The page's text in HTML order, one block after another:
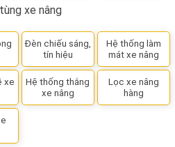
xe nâng
Đèn chiếu sáng,
tín hiệu
Hệ thống làm
mát xe nâng
xe
Hệ thống thắng
xe nâng
Lọc xe nâng
hàng